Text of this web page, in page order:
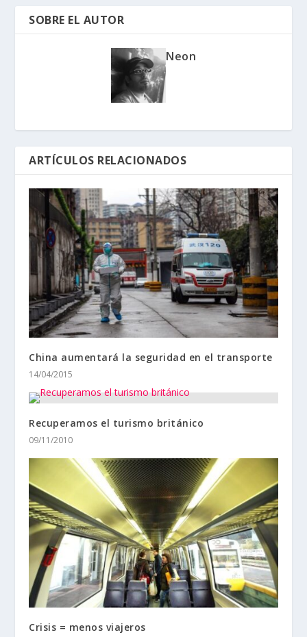
SOBRE EL AUTOR
Neon
ARTÍCULOS RELACIONADOS
China aumentará la seguridad en el transporte
14/04/2015
Recuperamos el turismo británico
09/11/2010
Crisis = menos viajeros